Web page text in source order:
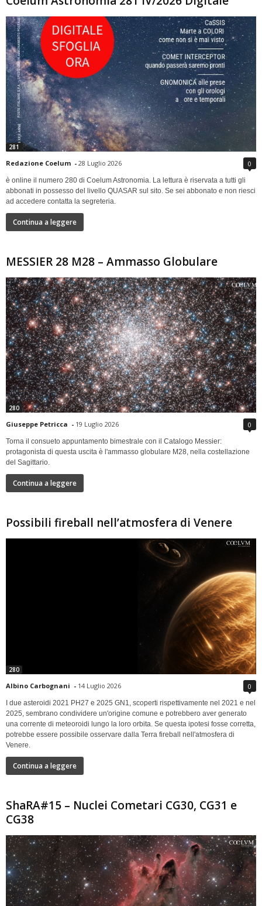
281
Redazione Coelum - 28 Luglio 2026 0
è online il numero 280 di Coelum Astronomia. La lettura è riservata a tutti gli
abbonati in possesso del livello QUASAR sul sito. Se sei abbonato e non riesci
ad accedere contatta la segreteria.
Continua a leggere
MESSIER 28 M28 – Ammasso Globulare
280
Giuseppe Petricca - 19 Luglio 2026 0
Torna il consueto appuntamento bimestrale con il Catalogo Messier:
protagonista di questa uscita è l'ammasso globulare M28, nella costellazione
del Sagittario.
Continua a leggere
Possibili fireball nell’atmosfera di Venere
280
Albino Carbognani - 14 Luglio 2026 0
I due asteroidi 2021 PH27 e 2025 GN1, scoperti rispettivamente nel 2021 e nel
2025, sembrano condividere un'origine comune e potrebbero aver generato
una corrente di meteoroidi lungo la loro orbita. Se questa ipotesi fosse corretta,
potrebbe essere possibile osservare dalla Terra fireball nell'atmosfera di
Venere.
Continua a leggere
ShaRA#15 – Nuclei Cometari CG30, CG31 e
CG38